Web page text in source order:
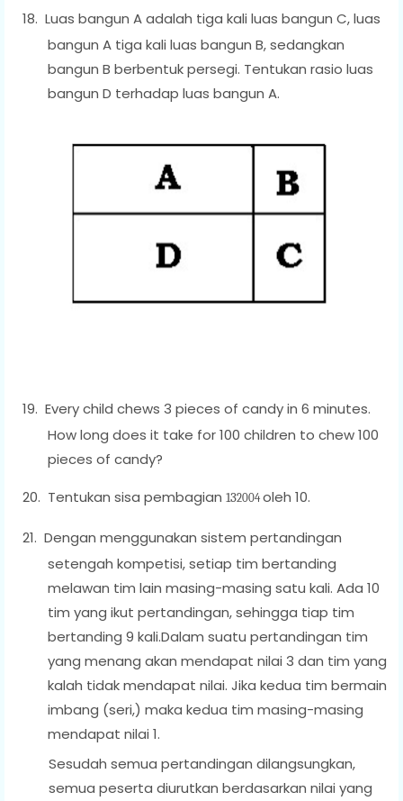
18. Luas bangun A adalah tiga kali luas bangun C, luas
bangun A tiga kali luas bangun B, sedangkan
bangun B berbentuk persegi. Tentukan rasio luas
bangun D terhadap luas bangun A.
19. Every child chews 3 pieces of candy in 6 minutes.
How long does it take for 100 children to chew 100
pieces of candy?
20. Tentukan sisa pembagian132004oleh 10.
21. Dengan menggunakan sistem pertandingan
setengah kompetisi, setiap tim bertanding
melawan tim lain masing-masing satu kali. Ada 10
tim yang ikut pertandingan, sehingga tiap tim
bertanding 9 kali.Dalam suatu pertandingan tim
yang menang akan mendapat nilai 3 dan tim yang
kalah tidak mendapat nilai. Jika kedua tim bermain
imbang (seri,) maka kedua tim masing-masing
mendapat nilai 1.
Sesudah semua pertandingan dilangsungkan,
semua peserta diurutkan berdasarkan nilai yang